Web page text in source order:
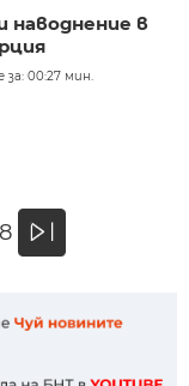
наводнение в
за: 00:27 мин.
8 »